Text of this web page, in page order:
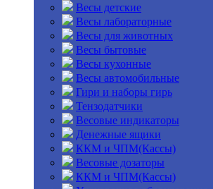
Весы детские
Весы лабораторные
Весы для животных
Весы бытовые
Весы кухонные
Весы автомобильные
Гири и наборы гирь
Тензодатчики
Весовые индикаторы
Денежные ящики
ККМ и ЧПМ(Кассы)
Весовые дозаторы
ККМ и ЧПМ(Кассы)